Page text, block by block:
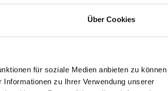
Über Cookies
für soziale Medien anbieten zu können
zu Ihrer Verwendung unserer
von Pulverförmigen Ardex Erzeugnissen.